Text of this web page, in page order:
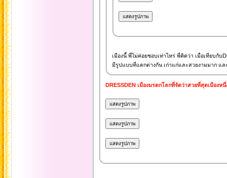
เมืองนี้ พี่ไม่ค่อยชอบเท่าไหร่ พี่คิดว่า เมื่อเทียบกับ
มีรูปแบบที่แตกต่างกัน เก่าแก่และสวยงามมาก แ
DRESSDEN เมืองมรดกโลกที่จัดว่าสวยที่สุดเมืองหนึ่